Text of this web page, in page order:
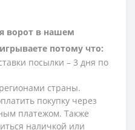
ворот в нашем
потому что:
посылки – 3 дня по
страны.
покупку через
платежом. Также
наличкой или